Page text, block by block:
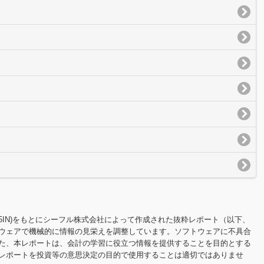
をもとにシーフル株式会社によって作成された抜粋レポート（以下、
アで機械的に情報の見栄えを調整しています。ソフトウェアに不具合
本レポートは、会計の学習に役立つ情報を提供することを目的とする
ートを投資等の意思決定の目的で使用することは適切ではありませ